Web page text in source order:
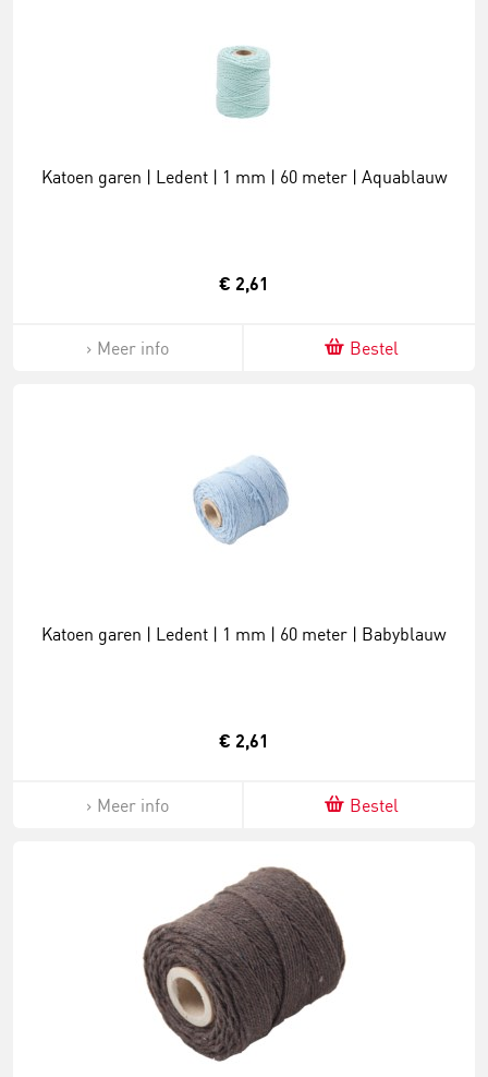
Katoen garen | Ledent | 1 mm | 60 meter | Aquablauw
€ 2,61
Meer info Bestel
Katoen garen | Ledent | 1 mm | 60 meter | Babyblauw
€ 2,61
Meer info Bestel